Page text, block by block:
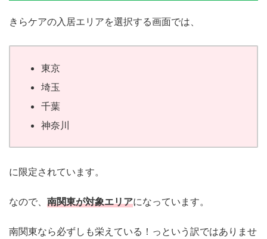
きらケアの入居エリアを選択する画面では、
東京
埼玉
千葉
神奈川
に限定されています。
なので、 南関東が対象エリアになっています。
南関東なら必ずしも栄えている！っという訳ではありませ